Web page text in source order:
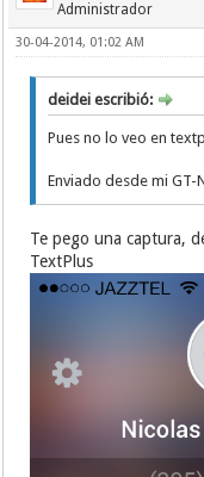
Administrador
30-04-2014, 01:02 AM
deidei escribió:
Pues no lo veo en
Enviado desde mi
Te pego una captura,
TextPlus